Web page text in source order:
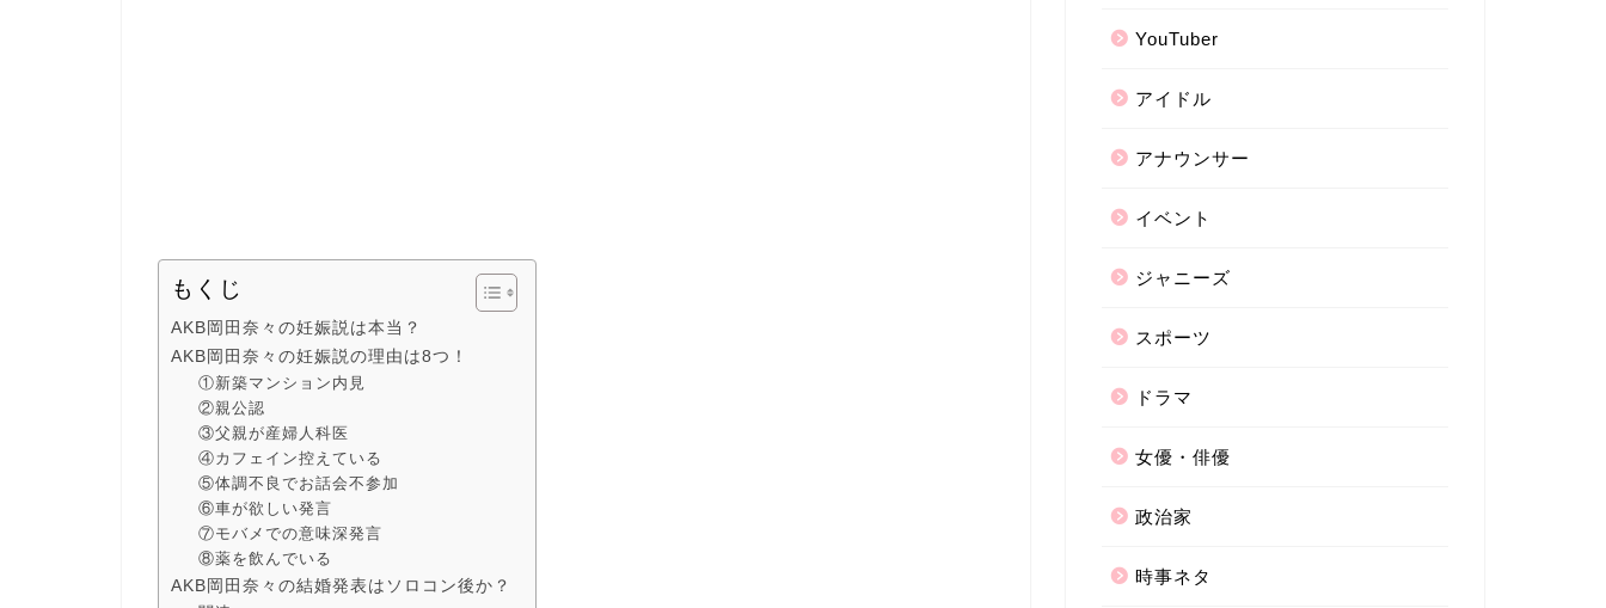
もくじ
AKB岡田奈々の妊娠説は本当？
AKB岡田奈々の妊娠説の理由は8つ！
①新築マンション内見
②親公認
③父親が産婦人科医
④カフェイン控えている
⑤体調不良でお話会不参加
⑥車が欲しい発言
⑦モバメでの意味深発言
⑧薬を飲んでいる
AKB岡田奈々の結婚発表はソロコン後か？
YouTuber
アイドル
アナウンサー
イベント
ジャニーズ
スポーツ
ドラマ
女優・俳優
政治家
時事ネタ